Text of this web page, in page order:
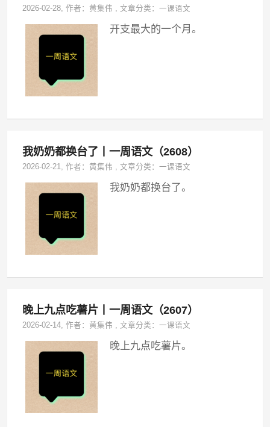
2026-02-28, 作者：黄集伟 ,文章分类：一课语文
开支最大的一个月。
我奶奶都换台了丨一周语文（2608）
2026-02-21, 作者：黄集伟 ,文章分类：一课语文
我奶奶都换台了。
晚上九点吃薯片丨一周语文（2607）
2026-02-14, 作者：黄集伟 ,文章分类：一课语文
晚上九点吃薯片。